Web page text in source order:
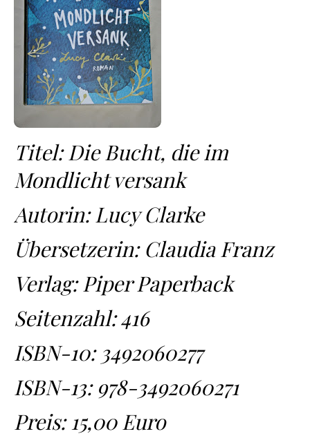
Titel: Die Bucht, die im
Mondlicht versank
Autorin: Lucy Clarke
Übersetzerin: Claudia Franz
Verlag: Piper Paperback
Seitenzahl: 416
ISBN-10: 3492060277
ISBN-13: 978-3492060271
Preis: 15,00 Euro